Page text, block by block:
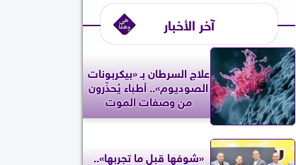
آخر الأخبار
علاج السرطان بـ «بيكربونات
الصوديوم».. أطباء يُحذّرون
من وصفات الموت
«شوفها قبل ما تجربها»..